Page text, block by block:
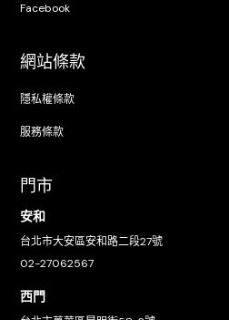
Facebook
網站條款
隱私權條款
服務條款
門市
安和
台北市大安區安和路二段27號
02-27062567
西門